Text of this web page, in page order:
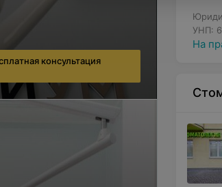
УНП:
На
консультация